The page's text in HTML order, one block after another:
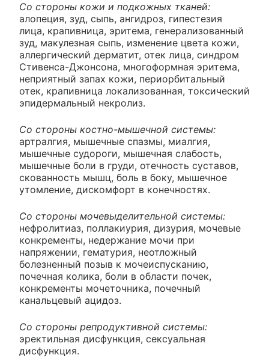
Со стороны кожи и подкожных тканей:
алопеция, зуд, сыпь, ангидроз, гипестезия
лица, крапивница, эритема, генерализованный
зуд, макулезная сыпь, изменение цвета кожи,
аллергический дерматит, отек лица, синдром
Стивенса-Джонсона, многоформная эритема,
неприятный запах кожи, периорбитальный
отек, крапивница локализованная, токсический
эпидермальный некролиз.
Со стороны костно-мышечной системы:
артралгия, мышечные спазмы, миалгия,
мышечные судороги, мышечная слабость,
мышечные боли в груди, отечность суставов,
скованность мышц, боль в боку, мышечное
утомление, дискомфорт в конечностях.
Со стороны мочевыделительной системы:
нефролитиаз, поллакиурия, дизурия, мочевые
конкременты, недержание мочи при
напряжении, гематурия, неотложный
болезненный позыв к мочеиспусканию,
почечная колика, боли в области почек,
конкременты мочеточника, почечный
канальцевый ацидоз.
Со стороны репродуктивной системы:
эректильная дисфункция, сексуальная
дисфункция.